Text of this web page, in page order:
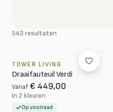
543 resultaten
TOWER LIVING
Draaifauteuil Verdi
Vanaf € 449,00
In 2 kleuren
Op voorraad